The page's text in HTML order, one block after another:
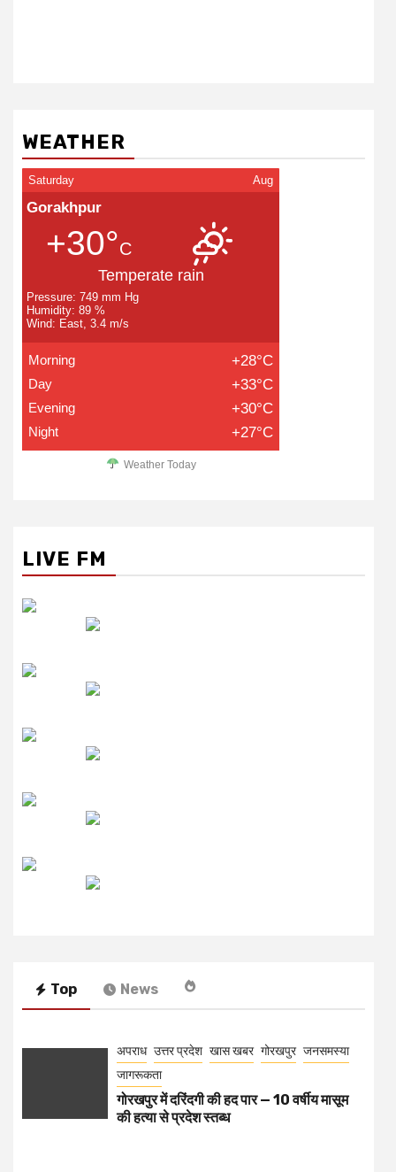
WEATHER
Saturday Aug
Gorakhpur
+30°C
Temperate rain
Pressure: 749 mm Hg
Humidity: 89 %
Wind: East, 3.4 m/s
Morning +28°C
Day +33°C
Evening +30°C
Night +27°C
Weather Today
LIVE FM
Top News
अपराध उत्तर प्रदेश खास खबर गोरखपुर जनसमस्या
जागरूकता
गोरखपुर में दरिंदगी की हद पार — 10 वर्षीय मासूम
की हत्या से प्रदेश स्तब्ध